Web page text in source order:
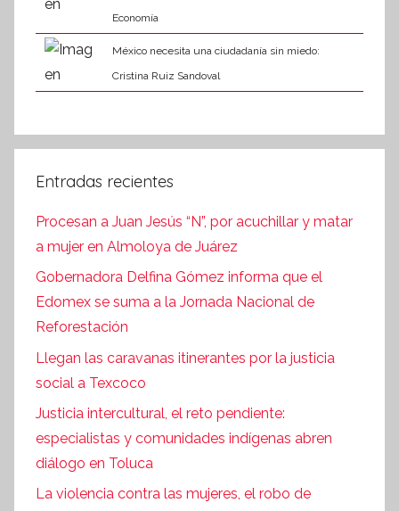
Economía
México necesita una ciudadanía sin miedo:
Cristina Ruiz Sandoval
Entradas recientes
Procesan a Juan Jesús “N”, por acuchillar y matar
a mujer en Almoloya de Juárez
Gobernadora Delfina Gómez informa que el
Edomex se suma a la Jornada Nacional de
Reforestación
Llegan las caravanas itinerantes por la justicia
social a Texcoco
Justicia intercultural, el reto pendiente:
especialistas y comunidades indígenas abren
diálogo en Toluca
La violencia contra las mujeres, el robo de